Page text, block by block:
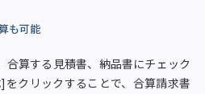
も可能
合算する見積書、納品書にチェック
クリックすることで、合算請求書